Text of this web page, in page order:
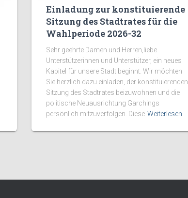
Einladung zur konstituierende
Sitzung des Stadtrates für die
Wahlperiode 2026-32
Sehr geehrte Damen und Herren,liebe
Unterstützerinnen und Unterstützer, ein neues
Kapitel für unsere Stadt beginnt. Wir möchten
Sie herzlich dazu einladen, der konstituierenden
Sitzung des Stadtrates beizuwohnen und die
politische Neuausrichtung Garchings
persönlich mitzuverfolgen. Diese Weiterlesen